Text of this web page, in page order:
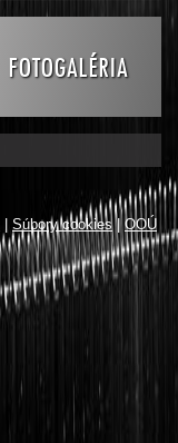
FOTOGALÉRIA
Súbory cookies| OOÚ